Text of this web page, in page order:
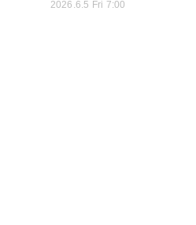
2026.6.5 Fri 7:00